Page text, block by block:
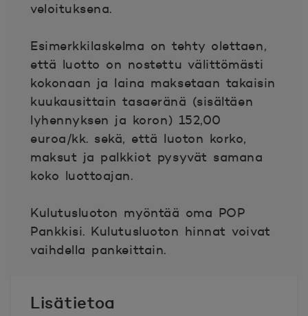
veloituksena.
Esimerkkilaskelma on tehty olettaen,
että luotto on nostettu välittömästi
kokonaan ja laina maksetaan takaisin
kuukausittain tasaeränä (sisältäen
lyhennyksen ja koron) 152,00
euroa/kk. sekä, että luoton korko,
maksut ja palkkiot pysyvät samana
koko luottoajan.
Kulutusluoton myöntää oma POP
Pankkisi. Kulutusluoton hinnat voivat
vaihdella pankeittain.
Lisätietoa